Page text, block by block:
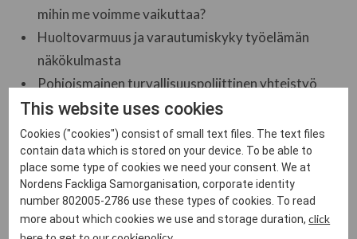
mihin me voimme vaikuttaa?
Huoltovarmuus ja varautumiskyky työelämän
näkökulmasta
Pohjoismainen turvallisuuspoliittinen yhteistyö
ammattiyhdistysliikkeen näkökulmasta
Erityisesti pohjoismaisesta näkökulmasta tarkastelemme,
miten yhteistyötämme voidaan vahvistaa aikana, jolloin rajat
saavat uuden merkityksen – ja jolloin rajat ylittävä
solidaarisuus on tärkeämpää kuin koskaan. Sillä kun
This website uses cookies
Cookies ("cookies") consist of small text files. The text files
contain data which is stored on your device. To be able to
place some type of cookies we need your consent. We at
Nordens Fackliga Samorganisation, corporate identity
number 802005-2786 use these types of cookies. To read
more about which cookies we use and storage duration,click